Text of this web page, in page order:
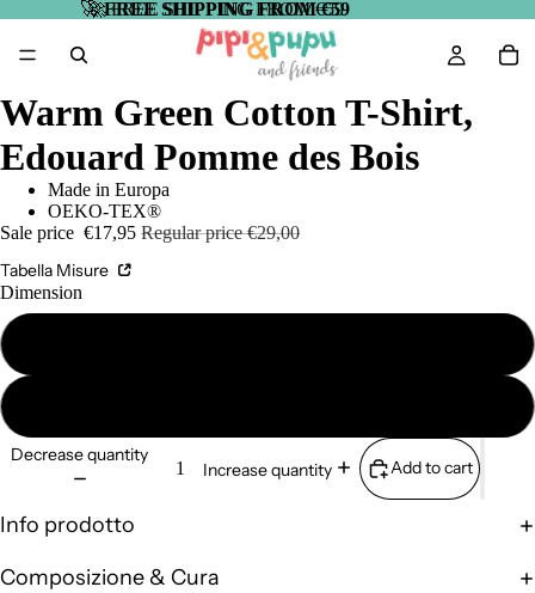
🚀FREE SHIPPING FROM €59
🚀 FREE SHIPPING FROM €59
Warm Green Cotton T-Shirt,
Edouard Pomme des Bois
Made in Europa
OEKO-TEX®
Sale price €17,95 Regular price€29,00
Tabella Misure
Dimension
Decrease quantity
Increase quantity Add to cart
Info prodotto
Composizione & Cura